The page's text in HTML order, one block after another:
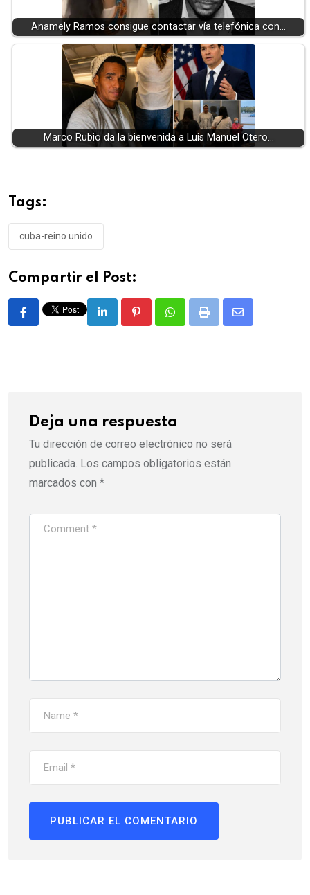
Anamely Ramos consigue contactar vía telefónica con…
Marco Rubio da la bienvenida a Luis Manuel Otero…
Tags:
cuba-reino unido
Compartir el Post:
LinkedIn PinterestWhatsappPrint
Share
Deja una respuesta
Tu dirección de correo electrónico no será
publicada. Los campos obligatorios están
marcados con *